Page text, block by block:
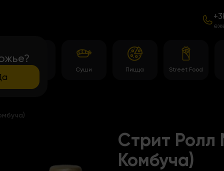
Роллы Суши Пицца Street Food
Стрит Ролл
Комбуча)